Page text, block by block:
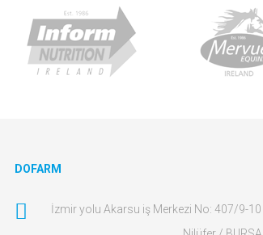
DOFARM
İzmir yolu Akarsu iş Merkezi No: 407/9-10